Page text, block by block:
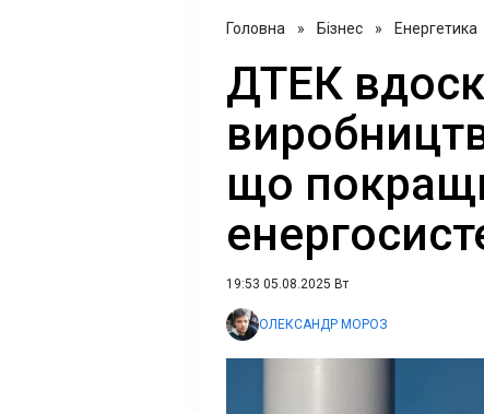
Головна » Бізнес » Енергетика
ДТЕК
що
19:53 05.08.2025 Вт
ОЛЕКСАНДР МОРОЗ